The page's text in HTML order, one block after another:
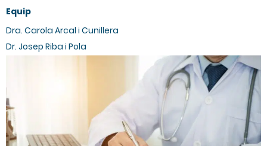
Equip
Dra. Carola Arcal i Cunillera
Dr. Josep Riba i Pola